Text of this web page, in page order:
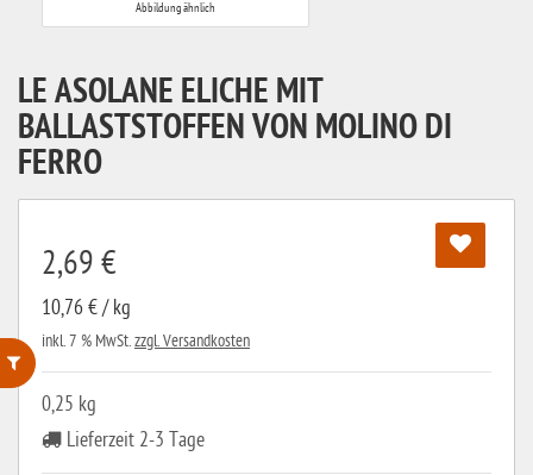
ohne Weizenstärke
Abbildung ähnlich
LE ASOLANE ELICHE MIT
BALLASTSTOFFEN VON MOLINO DI
FERRO
2,69 €
10,76 € / kg
inkl. 7 % MwSt.zzgl. Versandkosten
0,25 kg
Lieferzeit 2-3 Tage